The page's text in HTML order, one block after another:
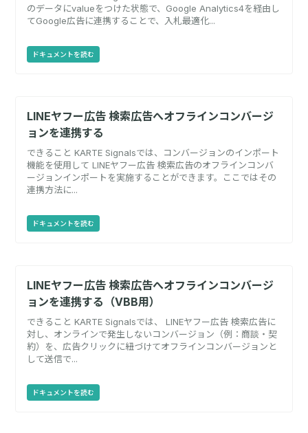
のデータにvalueをつけた状態で、Google Analytics4を経由し
てGoogle広告に連携することで、入札最適化...
ドキュメントを読む
LINEヤフー広告 検索広告へオフラインコンバージ
ョンを連携する
できること KARTE Signalsでは、コンバージョンのインポート
機能を使用して LINEヤフー広告 検索広告のオフラインコンバ
ージョンインポートを実施することができます。ここではその
連携方法に...
ドキュメントを読む
LINEヤフー広告 検索広告へオフラインコンバージ
ョンを連携する（VBB用）
できること KARTE Signalsでは、 LINEヤフー広告 検索広告に
対し、オンラインで発生しないコンバージョン（例：商談・契
約）を、広告クリックに紐づけてオフラインコンバージョンと
して送信で...
ドキュメントを読む